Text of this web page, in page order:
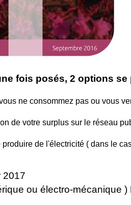
fois posés, 2 options se
ne consommez pas ou vous
de votre surplus sur le réseau
de l'électricité ( dans le
2017
ou électro-mécanique )